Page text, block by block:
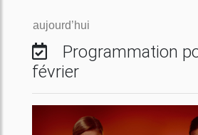
aujourd’hui
Programmation
février